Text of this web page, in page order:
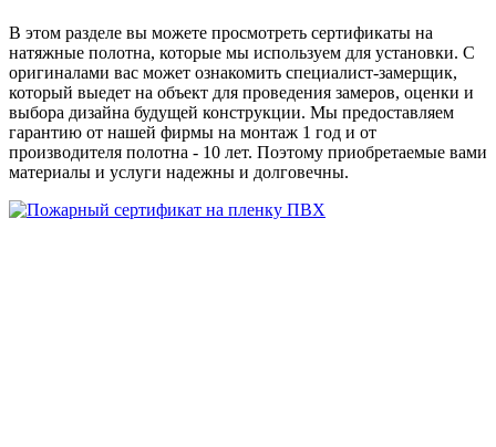
В этом разделе вы можете просмотреть сертификаты на
натяжные полотна, которые мы используем для установки. С
оригиналами вас может ознакомить специалист-замерщик,
который выедет на объект для проведения замеров, оценки и
выбора дизайна будущей конструкции. Мы предоставляем
гарантию от нашей фирмы на монтаж 1 год и от
производителя полотна - 10 лет. Поэтому приобретаемые вами
материалы и услуги надежны и долговечны.